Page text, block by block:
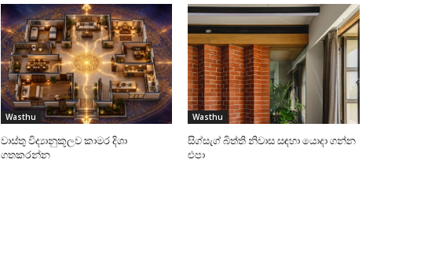
Wasthu
වාස්‌තු විද්‍යානුකූලව කාමර දිශා
ගතකරන්න
Wasthu
සිග්සැග් බිත්ති නිවාස සඳහා යොදා ගන්න
එපා